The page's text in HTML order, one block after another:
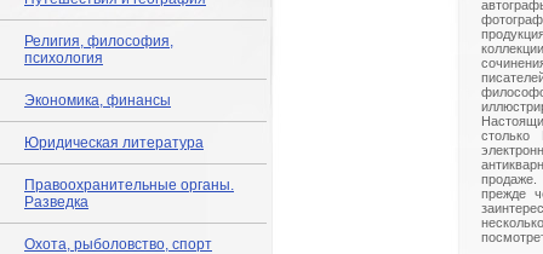
Религия, философия,
психология
Экономика, финансы
Юридическая литература
Правоохранительные органы.
Разведка
Охота, рыболовство, спорт
столько
прежде